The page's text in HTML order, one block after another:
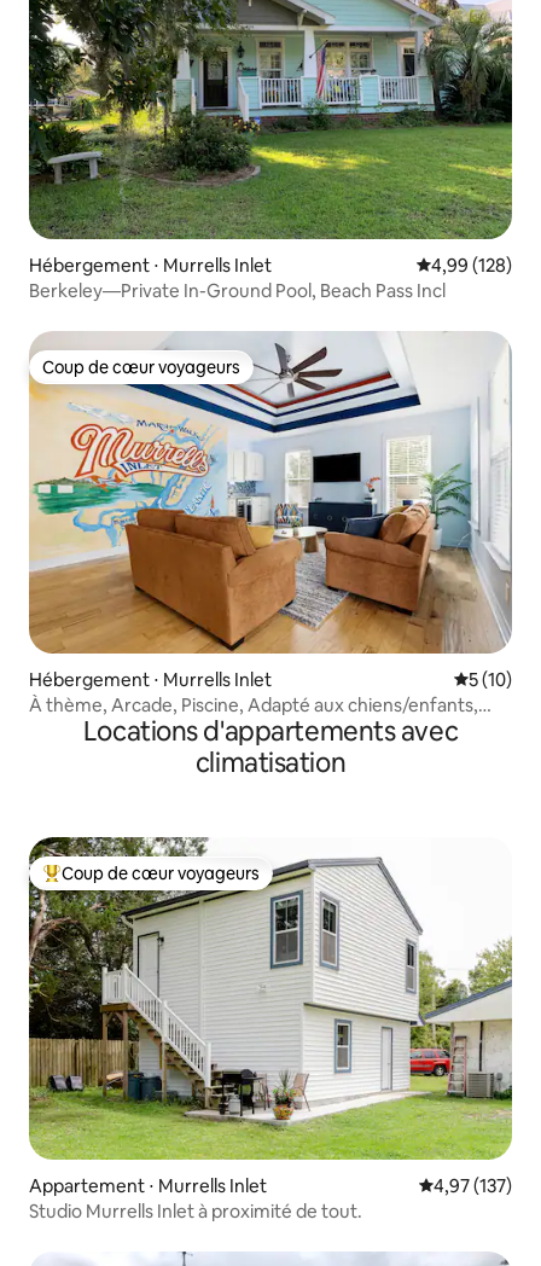
Hébergement ⋅ Murrells Inlet Évaluation
4,99 (128)
Berkeley—Private In-Ground Pool, Beach Pass Incl
Coup de cœur voyageurs
Coup de cœur voyageurs
Hébergement ⋅ Murrells Inlet
5 (10)
À thème, Arcade, Piscine, Adapté aux chiens/enfants,
RénovéLocations d'appartements avec
climatisation
Coups de cœur voyageurs les plus appréciés
Coup de cœur voyageurs
Appartement ⋅ Murrells Inlet Évaluation
4,97 (137)
Studio Murrells Inlet à proximité de tout.